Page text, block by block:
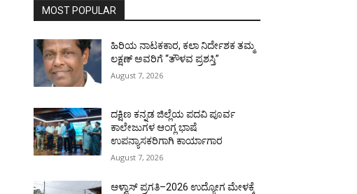
MOST POPULAR
ಹಿರಿಯ ನಾಟಕಕಾರ, ಕಲಾ ನಿರ್ದೇಶಕ ತಮ್ಮ
ಲಕ್ಷಣ್ ಅವರಿಗೆ “ತೌಳವ ಪ್ರಶಸ್ತಿ”
August 7, 2026
ದಕ್ಷಿಣ ಕನ್ನಡ ಜಿಲ್ಲೆಯ ಪದವಿ ಪೂರ್ವ
ಕಾಲೇಜುಗಳ ಆಂಗ್ಲ ಭಾಷೆ
ಉಪನ್ಯಾಸಕರಿಗಾಗಿ ಕಾರ್ಯಾಗಾರ
August 7, 2026
ಆಳ್ವಾಸ್ ಪ್ರಗತಿ–2026 ಉದ್ಯೋಗ ಮೇಳಕ್ಕೆ